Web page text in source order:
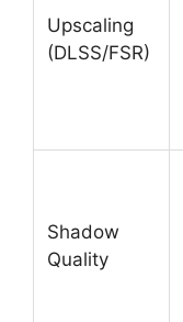
Upscaling
(DLSS/FSR)
Shadow
Quality